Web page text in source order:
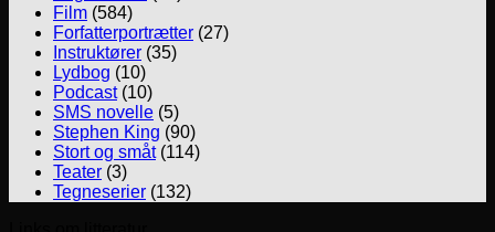
Film (584)
Forfatterportrætter (27)
Instruktører (35)
Lydbog (10)
Podcast(10)
SMS novelle (5)
Stephen King (90)
Stort og småt(114)
Teater (3)
Tegneserier (132)